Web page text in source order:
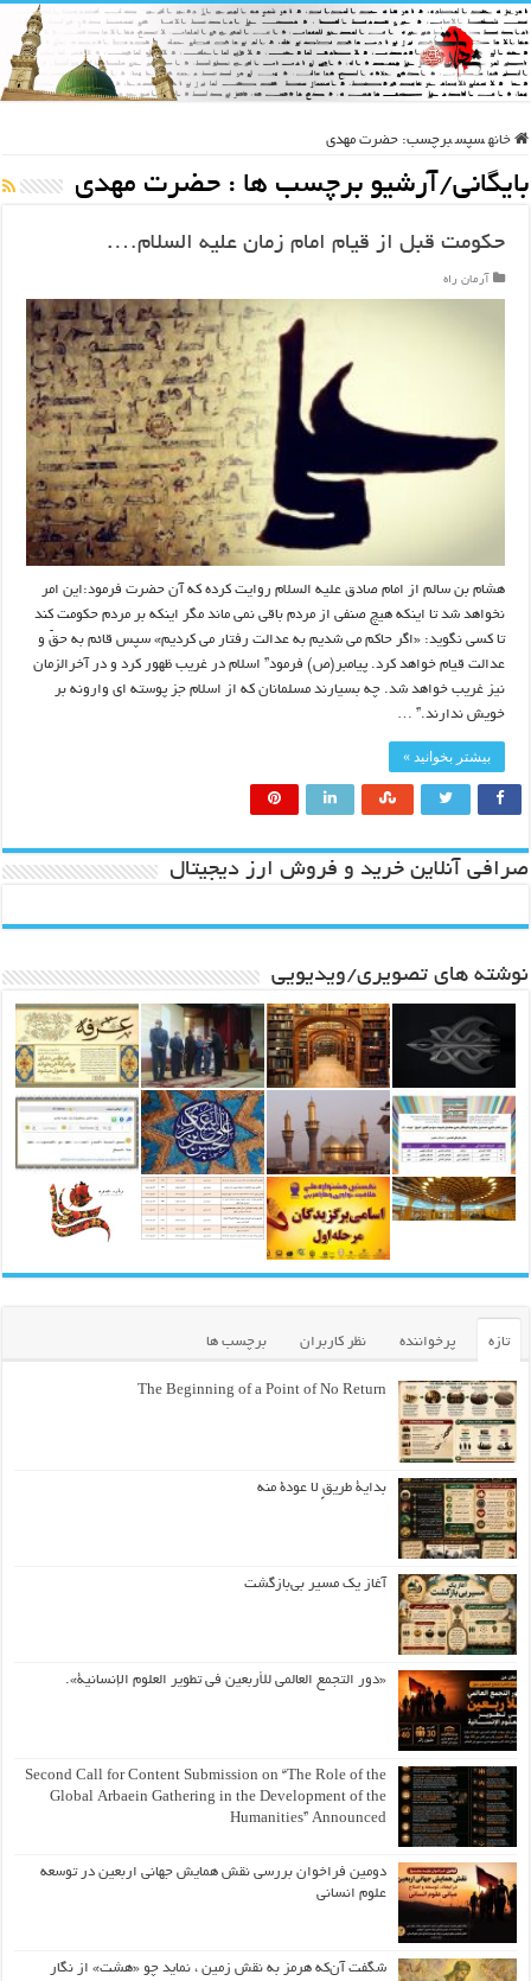
خانه سپس برچسب: حضرت مهدی
بایگانی/آرشیو برچسب ها : حضرت مهدی
حکومت قبل از قیام امام زمان علیه السلام….
آرمان راه
هشام بن سالم از امام صادق علیه السلام روایت کرده که آن حضرت فرمود:این امر
نخواهد شد تا اینکه هیچ صنفی از مردم باقی نمی ماند مگر اینکه بر مردم حکومت کند
تا کسی نگوید: «اگر حاکم می شدیم به عدالت رفتار می کردیم» سپس قائم به حقّ و
عدالت قیام خواهد کرد. پیامبر(ص) فرمود” اسلام در غریب ظهور کرد و در آخرالزمان
نیز غریب خواهد شد. چه بسیارند مسلمانان که از اسلام جز پوسته ای وارونه بر
خویش ندارند.” …
بیشتر بخوانید »
صرافی آنلاین خرید و فروش ارز دیجیتال
نوشته های تصویری/ویدیویی
تازه پرخواننده نظر کاربران برچسب ها
The Beginning of a Point of No Return
بداية طريقٍ لا عودة منه
آغاز یک مسیر بی‌بازگشت
«دور التجمع العالمي للأربعين في تطوير العلوم الإنسانية».
Second Call for Content Submission on “The Role of the
Global Arbaein Gathering in the Development of the
Humanities” Announced
دومین فراخوان بررسی نقش همایش جهانی اربعین در توسعه
علوم انسانی
شگفت آن‌که هرمز به نقش زمین ، نماید چو «هشت» از نگار